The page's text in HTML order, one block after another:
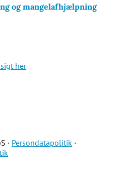
og mangelafhjælpning
her
· Persondatapolitik ·